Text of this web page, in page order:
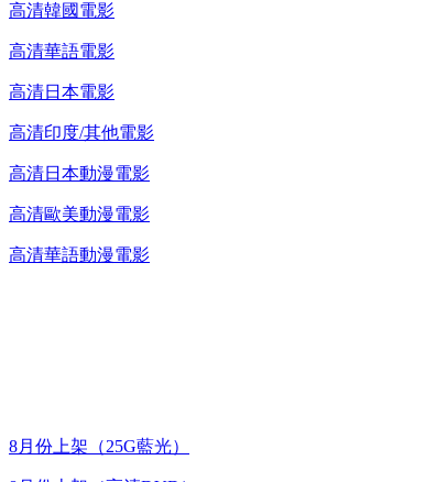
高清韓國電影
高清華語電影
高清日本電影
高清印度/其他電影
高清日本動漫電影
高清歐美動漫電影
高清華語動漫電影
8月份上架（25G藍光）